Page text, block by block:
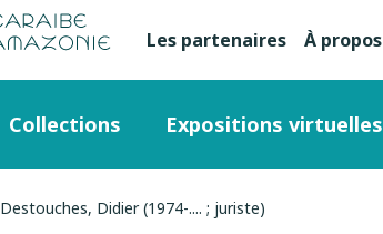
Menu
secondaire
en
haut
Les partenaires À propos
Collections Expositions virtuelles
Destouches, Didier (1974-.... ; juriste)